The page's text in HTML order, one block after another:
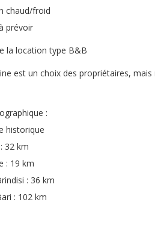
chaud/froid
prévoir
la location type B&B
est un choix des propriétaires,
:
historique
32 km
: 19 km
: 36 km
: 102 km